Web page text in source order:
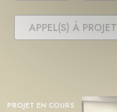
APPEL(S) À PROJET
PROJET EN COURS